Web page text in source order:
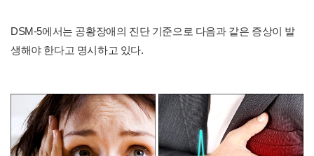
DSM-5에서는 공황장애의 진단 기준으로 다음과 같은 증상이 발
생해야 한다고 명시하고 있다.